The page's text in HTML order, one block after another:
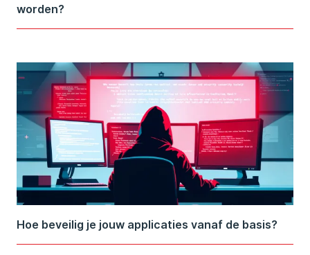
worden?
Hoe beveilig je jouw applicaties vanaf de basis?